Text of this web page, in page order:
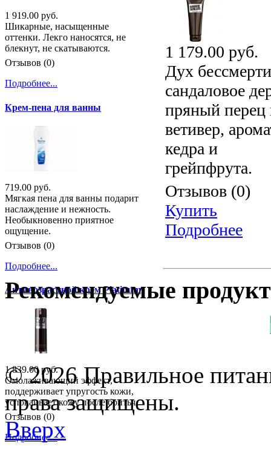
1 179.00 руб.
Дух
сандаловое
пряный перец
ветивер,
кедра и
грейпфрута.
Отзывов (0)
Купить
Подробнее
1 919.00 руб.
Шикарные, насыщенные
оттенки. Лекго наносятся, не
блекнут, не скатываются.
Отзывов (0)
Подробнее...
Крем-пена для ванны
719.00 руб.
Мягкая пена для ванны подарит
наслаждение и нежность.
Необыкновенно приятное
ощущение.
Отзывов (0)
Подробнее...
Антивозрастной крем Platinum
1 839.00 руб.
Омолаживающий эффект,
поддерживает упругость кожи,
успокаивает кожу после бритья.
Отзывов (0)
Подробнее...
Рекомендуемые
© 2026 Правильное
права защищены.
Вверх